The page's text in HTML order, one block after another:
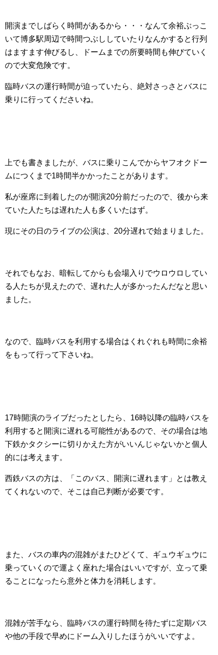
開演までしばらく時間があるから・・・なんて余裕ぶっこ
いて博多駅周辺で時間つぶししていたりなんかすると行列
はますます伸びるし、ドームまでの所要時間も伸びていく
ので大変危険です。
臨時バスの運行時間が迫っていたら、絶対さっさとバスに
乗りに行ってくださいね。
上でも書きましたが、バスに乗りこんでからヤフオクドー
ムにつくまで1時間半かかったことがあります。
私が座席に到着したのが開演20分前だったので、後から来
ていた人たちは遅れた人も多くいたはず。
現にその日のライブの公演は、20分遅れで始まりました。
それでもなお、暗転してからも会場入りでウロウロしてい
る人たちが見えたので、遅れた人が多かったんだなと思い
ました。
なので、臨時バスを利用する場合はくれぐれも時間に余裕
をもって行って下さいね。
17時開演のライブだったとしたら、16時以降の臨時バスを
利用すると開演に遅れる可能性があるので、その場合は地
下鉄かタクシーに切りかえた方がいいんじゃないかと個人
的には考えます。
西鉄バスの方は、「このバス、開演に遅れます」とは教え
てくれないので、そこは自己判断が必要です。
また、バスの車内の混雑がまたひどくて、ギュウギュウに
乗っていくので運よく座れた場合はいいですが、立って乗
ることになったら意外と体力を消耗します。
混雑が苦手なら、臨時バスの運行時間を待たずに定期バス
や他の手段で早めにドーム入りしたほうがいいですよ。